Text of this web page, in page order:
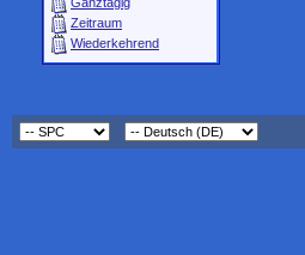
Ganztägig
Zeitraum
Wiederkehrend